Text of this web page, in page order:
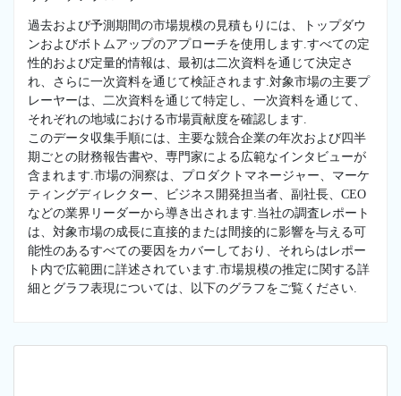
過去および予測期間の市場規模の見積もりには、トップダウ
ンおよびボトムアップのアプローチを使用します.すべての定
性的および定量的情報は、最初は二次資料を通じて決定さ
れ、さらに一次資料を通じて検証されます.対象市場の主要プ
レーヤーは、二次資料を通じて特定し、一次資料を通じて、
それぞれの地域における市場貢献度を確認します.
このデータ収集手順には、主要な競合企業の年次および四半
期ごとの財務報告書や、専門家による広範なインタビューが
含まれます.市場の洞察は、プロダクトマネージャー、マーケ
ティングディレクター、ビジネス開発担当者、副社長、CEO
などの業界リーダーから導き出されます.当社の調査レポート
は、対象市場の成長に直接的または間接的に影響を与える可
能性のあるすべての要因をカバーしており、それらはレポー
ト内で広範囲に詳述されています.市場規模の推定に関する詳
細とグラフ表現については、以下のグラフをご覧ください.